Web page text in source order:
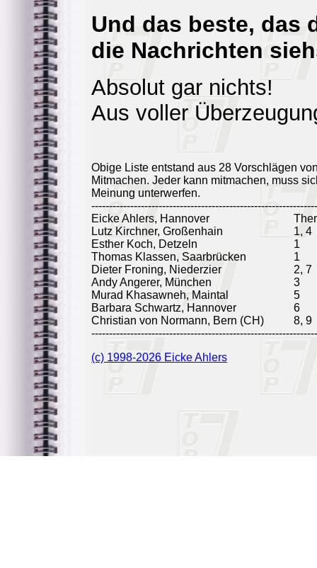
Und das beste, das
die Nachrichten
Absolut gar nichts!
Aus voller
Obige Liste entstand aus 28 Vorschlägen
Mitmachen. Jeder kann mitmachen, muss
Meinung unterwerfen.
Eicke Ahlers, Hannover
Lutz Kirchner, Großenhain
1, 4
Esther Koch, Detzeln
1
Thomas Klassen, Saarbrücken
1
Dieter Froning, Niederzier
2, 7
Andy Angerer, München
3
Murad Khasawneh, Maintal
5
Barbara Schwartz, Hannover
6
Christian von Normann, Bern (CH)
8, 9
(c) 1998-2026 Eicke Ahlers